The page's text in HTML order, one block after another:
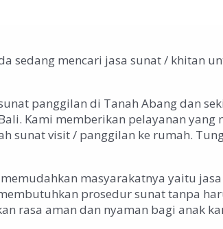
sedang mencari jasa sunat / khitan
panggilan di Tanah Abang dan
Kami memberikan pelayanan
sunat visit / panggilan ke rumah.
masyarakatnya yaitu
prosedur sunat tanpa
rasa aman dan nyaman bagi anak